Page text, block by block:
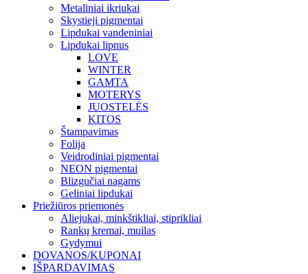
Metaliniai ikriukai
Skystieji pigmentai
Lipdukai vandeniniai
Lipdukai lipnus
LOVE
WINTER
GAMTA
MOTERYS
JUOSTELĖS
KITOS
Štampavimas
Folija
Veidrodiniai pigmentai
NEON pigmentai
Blizgučiai nagams
Geliniai lipdukai
Priežiūros priemonės
Aliejukai, minkštikliai, stiprikliai
Rankų kremai, muilas
Gydymui
DOVANOS/KUPONAI
IŠPARDAVIMAS